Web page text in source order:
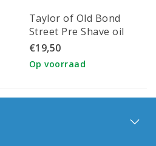
Taylor of Old Bond
Street Pre Shave oil
Sandalwood
€19,50
Op voorraad